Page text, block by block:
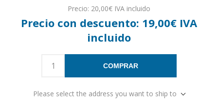
Precio: 20,00€ IVA incluido
Precio con descuento: 19,00€ IVA
incluido
COMPRAR
Please select the address you want to ship to